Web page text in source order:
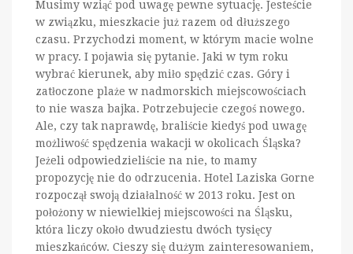
Musimy wziąć pod uwagę pewne sytuację. Jesteście
w związku, mieszkacie już razem od dłuższego
czasu. Przychodzi moment, w którym macie wolne
w pracy. I pojawia się pytanie. Jaki w tym roku
wybrać kierunek, aby miło spędzić czas. Góry i
zatłoczone plaże w nadmorskich miejscowościach
to nie wasza bajka. Potrzebujecie czegoś nowego.
Ale, czy tak naprawdę, braliście kiedyś pod uwagę
możliwość spędzenia wakacji w okolicach Śląska?
Jeżeli odpowiedzieliście na nie, to mamy
propozycję nie do odrzucenia. Hotel Laziska Gorne
rozpoczął swoją działalność w 2013 roku. Jest on
położony w niewielkiej miejscowości na Śląsku,
która liczy około dwudziestu dwóch tysięcy
mieszkańców. Cieszy się dużym zainteresowaniem,